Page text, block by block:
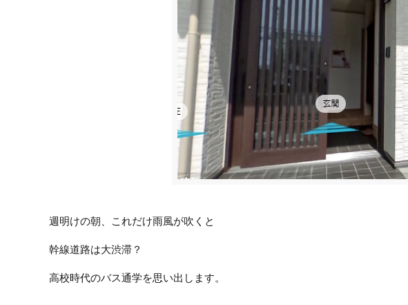
週明けの朝、これだけ雨風が吹くと
幹線道路は大渋滞？
高校時代のバス通学を思い出します。